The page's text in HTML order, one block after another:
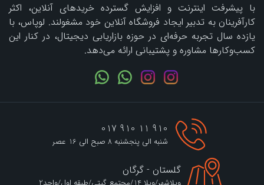
با پیشرفت اینترنت و افزایش گسترده خریدهای آنلاین، اکثر
کارآفرینان به تدبیر ایجاد فروشگاه آنلاین خود مشغولند. لوپاس، با
یازده سال تجربه حرفه‌ای در حوزه بازاریابی دیجیتال، در کنار این
کسب‌وکارها مشاوره و پشتیبانی ارائه می‌دهد.
910 11 910 017
شنبه الی پنجشنبه 8 صبح الی 16 عصر
گلستان - گرگان